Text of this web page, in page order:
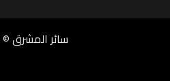
سائر المشرق ©